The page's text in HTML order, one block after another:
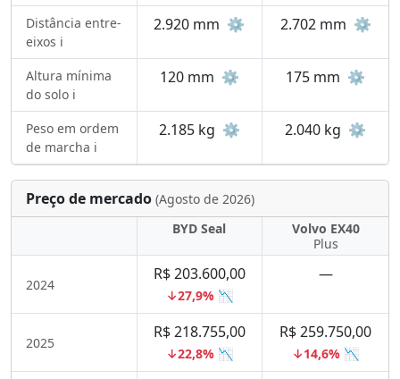
Distância entre-
eixos ℹ️
2.920 mm ⚙️ 2.702 mm ⚙️
Altura mínima
do solo ℹ️
120 mm ⚙️ 175 mm ⚙️
Peso em ordem
de marcha ℹ️
2.185 kg ⚙️ 2.040 kg ⚙️
Preço de mercado (Agosto de 2026)
BYD Seal
Volvo EX40
Plus
2024
R$ 203.600,00
↓27,9% 📉
—
2025
R$ 218.755,00
↓22,8% 📉
R$ 259.750,00
↓14,6% 📉